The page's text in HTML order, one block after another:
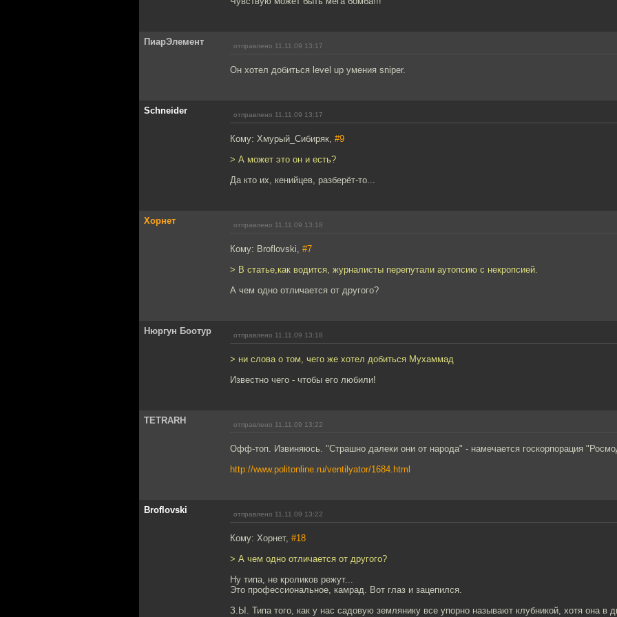
ПиарЭлемент отправлено 11.11.09 13:17
Он хотел добиться level up умения sniper.
Schneider отправлено 11.11.09 13:17
Кому: Хмурый_Сибиряк, #9
> А может это он и есть?
Да кто их, кенийцев, разберёт-то...
Хорнет отправлено 11.11.09 13:18
Кому: Broflovski, #7
> В статье,как водится, журналисты перепутали аутопсию с некропсией.
А чем одно отличается от другого?
Нюргун Боотур отправлено 11.11.09 13:18
> ни слова о том, чего же хотел добиться Мухаммад
Известно чего - чтобы его любили!
TETRARH отправлено 11.11.09 13:22
Офф-топ. Извиняюсь. "Страшно далеки они от народа" - намечается госкорпорация
http://www.politonline.ru/ventilyator/1684.html
Broflovski отправлено 11.11.09 13:22
Кому: Хорнет, #18
> А чем одно отличается от другого?
Ну типа, не кроликов режут...
Это профессиональное, камрад. Вот глаз и зацепился.
З.Ы. Типа того, как у нас садовую землянику все упорно называют клубникой, хотя она в